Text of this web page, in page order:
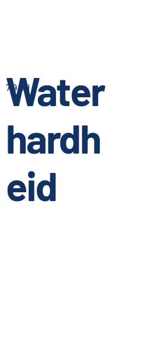
Water
hardh
eid
7,9 dH